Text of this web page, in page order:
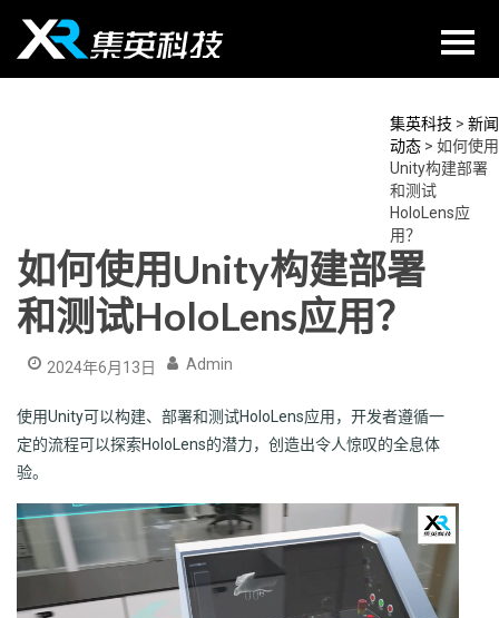
content
集英科技 > 新闻
动态 > 如何使用
Unity构建部署
和测试
HoloLens应
用？
如何使用Unity构建部署
和测试HoloLens应用？
2024年6月13日 Admin
使用Unity可以构建、部署和测试HoloLens应用，开发者遵循一
定的流程可以探索HoloLens的潜力，创造出令人惊叹的全息体
验。